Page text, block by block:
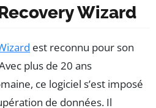
Wizard
est reconnu pour son
plus de 20 ans
ce logiciel s’est imposé
de données. Il